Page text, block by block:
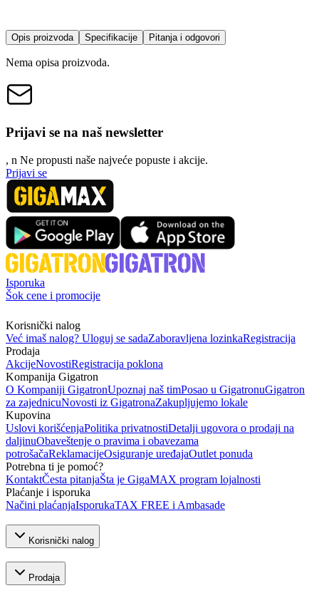
Opis proizvoda Specifikacije Pitanja i odgovori
Nema opisa proizvoda.
Prijavi se na naš newsletter
, n Ne propusti naše najveće popuste i akcije.
Prijavi se
Isporuka
Šok cene i promocije
Korisnički nalog
Već imaš nalog? Uloguj se sadaZaboravljena lozinkaRegistracija
Prodaja
AkcijeNovostiRegistracija poklona
Kompanija Gigatron
O Kompaniji GigatronUpoznaj naš timPosao u GigatronuGigatron
za zajednicuNovosti iz GigatronaZakupljujemo lokale
Kupovina
Uslovi korišćenjaPolitika privatnostiDetalji ugovora o prodaji na
daljinuObaveštenje o pravima i obavezama
potrošačaReklamacijeOsiguranje uređajaOutlet ponuda
Potrebna ti je pomoć?
KontaktČesta pitanjaŠta je GigaMAX program lojalnosti
Plaćanje i isporuka
Načini plaćanjaIsporukaTAX FREE i Ambasade
Korisnički nalog
Prodaja